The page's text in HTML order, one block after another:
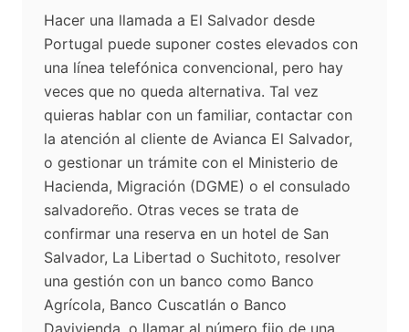
Hacer una llamada a El Salvador desde
Portugal puede suponer costes elevados con
una línea telefónica convencional, pero hay
veces que no queda alternativa. Tal vez
quieras hablar con un familiar, contactar con
la atención al cliente de Avianca El Salvador,
o gestionar un trámite con el Ministerio de
Hacienda, Migración (DGME) o el consulado
salvadoreño. Otras veces se trata de
confirmar una reserva en un hotel de San
Salvador, La Libertad o Suchitoto, resolver
una gestión con un banco como Banco
Agrícola, Banco Cuscatlán o Banco